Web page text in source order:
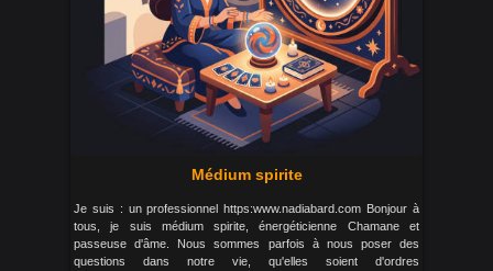
Médium spirite
Je suis : un professionnel https:www.nadiabard.com Bonjour à
tous, je suis médium spirite, énergéticienne Chamane et
passeuse d'âme. Nous sommes parfois à nous poser des
questions dans notre vie, qu'elles soient d'ordres